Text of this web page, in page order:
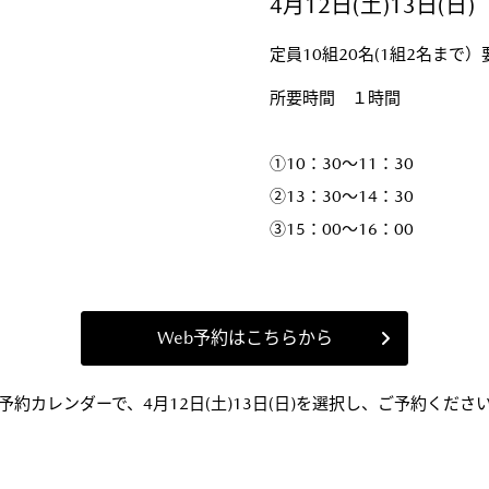
4月12日(土)13日(日)
定員10組20名(1組2名まで）
所要時間 １時間
①10：30～11：30
②13：30～14：30
③15：00～16：00
Web予約はこちらから
約カレンダーで、4月12日(土)13日(日)を選択し、ご予約ください